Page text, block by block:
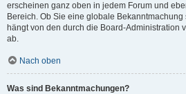
erscheinen ganz oben in jedem Forum und
Bereich. Ob Sie eine globale
hängt von den durch die Board-Administration
ab.
Nach oben
Was sind Bekanntmachungen?